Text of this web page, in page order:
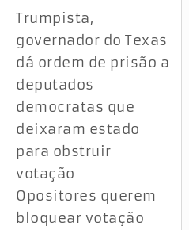
Trumpista,
governador do Texas
dá ordem de prisão a
deputados
democratas que
deixaram estado
para obstruir
votação
Opositores querem
bloquear votação